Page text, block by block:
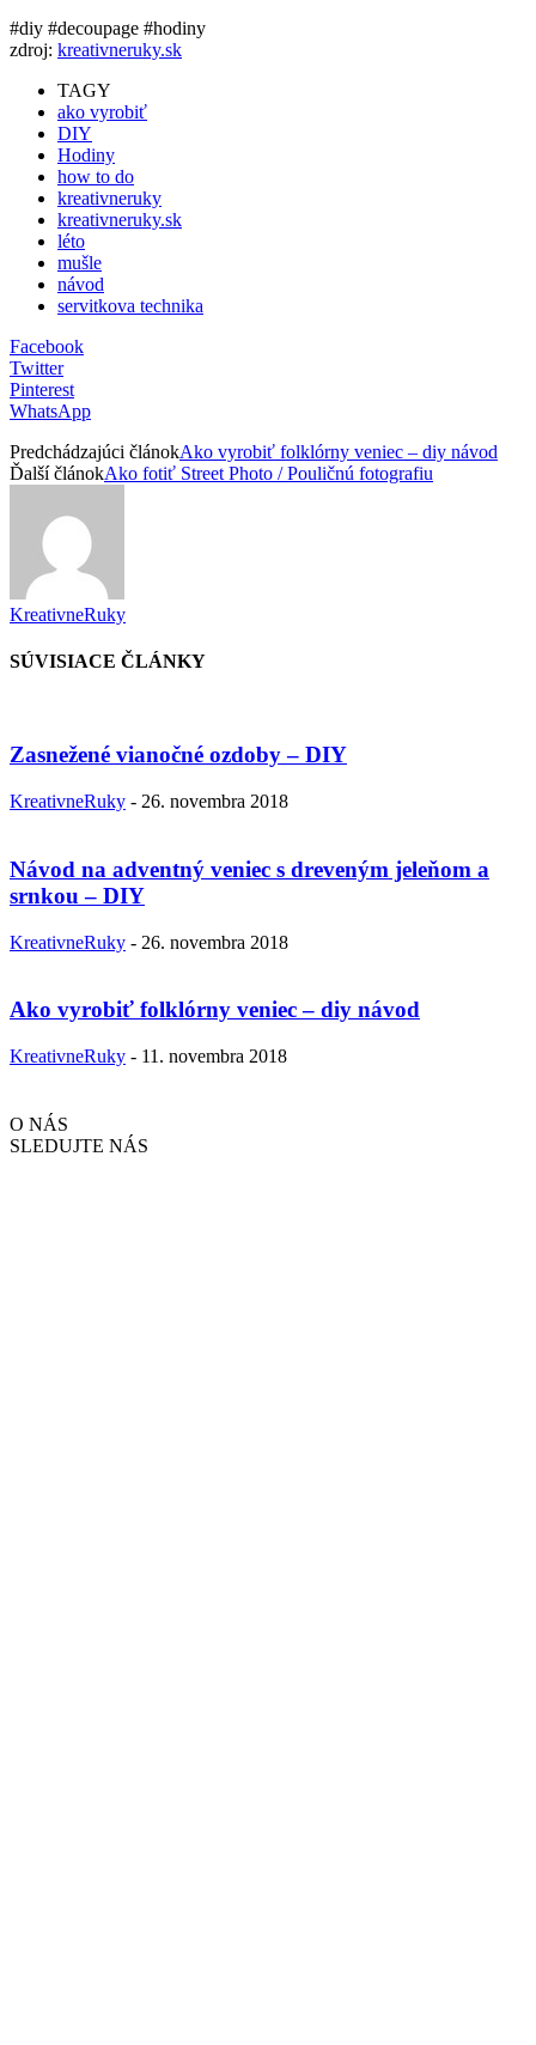
#diy #decoupage #hodiny
zdroj: kreativneruky.sk
TAGY
ako vyrobiť
DIY
Hodiny
how to do
kreativneruky
kreativneruky.sk
léto
mušle
návod
servitkova technika
Facebook
Twitter
Pinterest
WhatsApp
Predchádzajúci článokAko vyrobiť folklórny veniec – diy návod
Ďalší článokAko fotiť Street Photo / Pouličnú fotografiu
KreativneRuky
SÚVISIACE ČLÁNKY
Zasnežené vianočné ozdoby – DIY
KreativneRuky - 26. novembra 2018
Návod na adventný veniec s dreveným jeleňom a
srnkou – DIY
KreativneRuky - 26. novembra 2018
Ako vyrobiť folklórny veniec – diy návod
KreativneRuky - 11. novembra 2018
O NÁS
SLEDUJTE NÁS